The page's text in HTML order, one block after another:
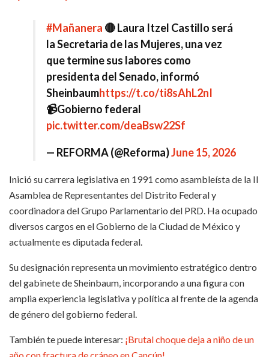
#Mañanera 🔴 Laura Itzel Castillo será
la Secretaria de las Mujeres, una vez
que termine sus labores como
presidenta del Senado, informó
Sheinbaumhttps://t.co/ti8sAhL2nI
📹Gobierno federal
pic.twitter.com/deaBsw22Sf
— REFORMA (@Reforma)June 15, 2026
Inició su carrera legislativa en 1991 como asambleísta de la II
Asamblea de Representantes del Distrito Federal y
coordinadora del Grupo Parlamentario del PRD. Ha ocupado
diversos cargos en el Gobierno de la Ciudad de México y
actualmente es diputada federal.
Su designación representa un movimiento estratégico dentro
del gabinete de Sheinbaum, incorporando a una figura con
amplia experiencia legislativa y política al frente de la agenda
de género del gobierno federal.
También te puede interesar: ¡Brutal choque deja a niño de un